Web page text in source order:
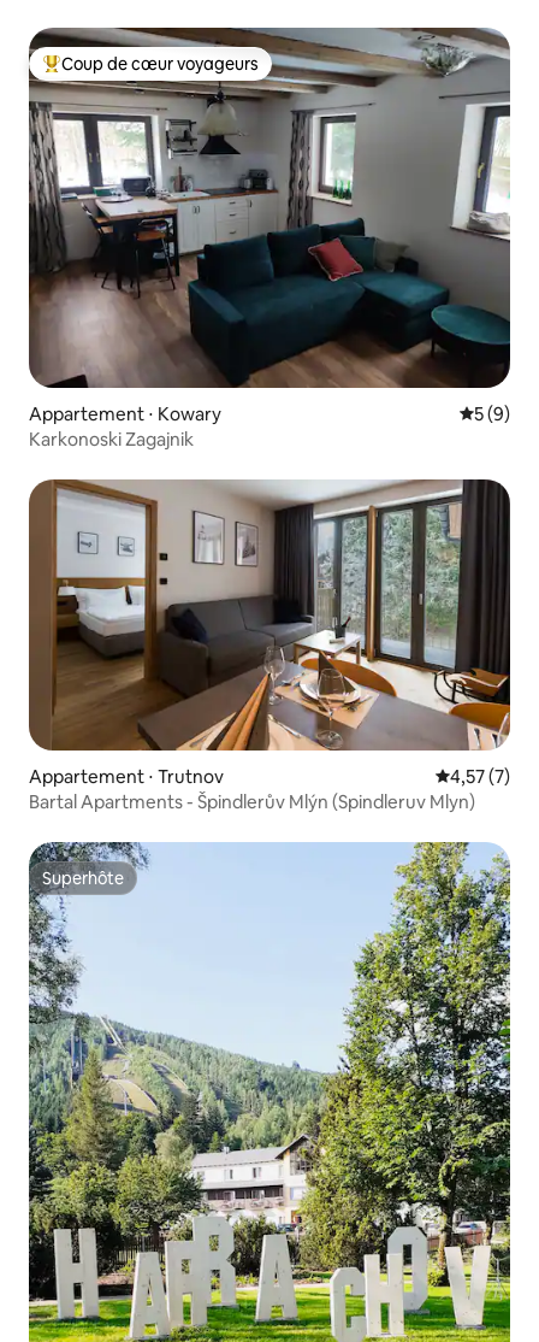
Coups de cœur voyageurs les plus appréciés
Coup de cœur voyageurs
Appartement ⋅ Kowary
5 (9)
Karkonoski Zagajnik
Appartement ⋅ Trutnov Évaluation
4,57 (7)
Bartal Apartments - Špindlerův Mlýn (Spindleruv Mlyn)
Superhôte
Superhôte